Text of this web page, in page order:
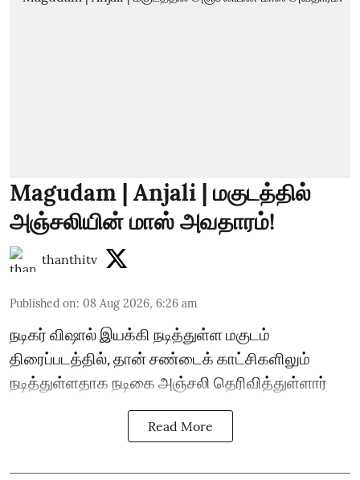
Magudam | Anjali | மகுடத்தில்
அஞ்சலியின் மாஸ் அவதாரம்!
thanthitv
Published on: 08 Aug 2026, 6:26 am
நடிகர் விஷால் இயக்கி நடித்துள்ள மகுடம்
திரைப்படத்தில், தான் சண்டைக் காட்சிகளிலும்
நடித்துள்ளதாக நடிகை அஞ்சலி தெரிவித்துள்ளார்
Read More